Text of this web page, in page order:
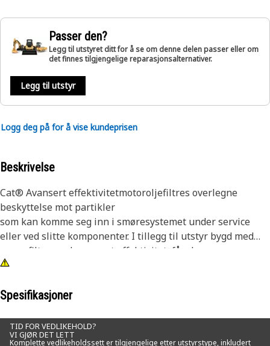
Passer den?
Legg til utstyret ditt for å se om denne delen passer eller om
det finnes tilgjengelige reparasjonsalternativer.
Legg til utstyr
Logg deg på for å vise kundeprisen
Beskrivelse
Cat® Avansert effektivitetmotoroljefiltres overlegne
beskyttelse mot partikler
som kan komme seg inn i smøresystemet under service
eller ved slitte komponenter. I tillegg til utstyr bygd med
smørefiltre med avansert effektivitet, fås de som
oppgradering for noen filtre med standard effektivitet.
Selv om alle motoroljefiltre fjerner noen slipende partikler,
og holde på partiklene som er mest skadelig for
smøresystemkomponentene. Cat motoroljefiltre er
Spesifikasjoner
TID FOR VEDLIKEHOLD?
VI GJØR DET LETT
Komplette vedlikeholdssett er tilgjengelige etter utstyrstype, inkludert